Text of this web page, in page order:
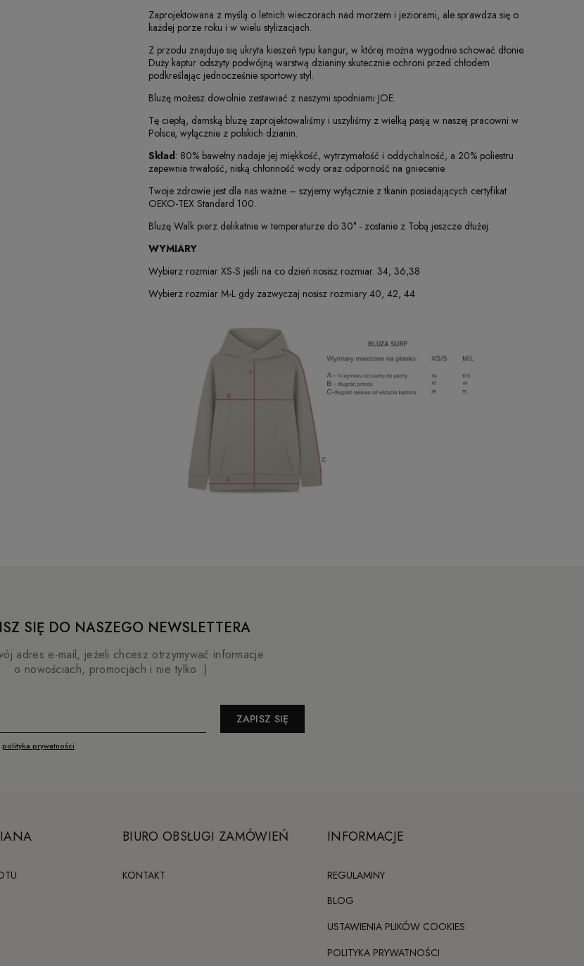
Zaprojektowana z myślą o letnich wieczorach nad morzem i jeziorami, ale sprawdza się o
każdej porze roku i w wielu stylizacjach.
Z przodu znajduje się ukryta kieszeń typu kangur, w której można wygodnie schować dłonie.
Duży kaptur odszyty podwójną warstwą dzianiny skutecznie ochroni przed chłodem
podkreślając jednocześnie sportowy styl.
Bluzę możesz dowolnie zestawiać z naszymi spodniami JOE.
Tę ciepłą, damską bluzę zaprojektowaliśmy i uszyliśmy z wielką pasją w naszej pracowni w
Polsce, wyłącznie z polskich dzianin.
Skład: 80% bawełny nadaje jej miękkość, wytrzymałość i oddychalność, a 20% poliestru
zapewnia trwałość, niską chłonność wody oraz odporność na gniecenie.
Twoje zdrowie jest dla nas ważne – szyjemy wyłącznie z tkanin posiadających certyfikat
OEKO-TEX Standard 100.
Bluzę Walk pierz delikatnie w temperaturze do 30° - zostanie z Tobą jeszcze dłużej.
WYMIARY
Wybierz rozmiar XS-S jeśli na co dzień nosisz rozmiar. 34, 36,38
Wybierz rozmiar M-L gdy zazwyczaj nosisz rozmiary 40, 42, 44
SIĘ DO NASZEGO NEWSLETTERA
adres e-mail, jeżeli chcesz otrzymywać informacje
o nowościach, promocjach i nie tylko :)
ZAPISZ SIĘ
polityka prywatności
BIURO OBSŁUGI ZAMÓWIEŃ
KONTAKT
INFORMACJE
REGULAMINY
BLOG
USTAWIENIA PLIKÓW COOKIES
POLITYKA PRYWATNOŚCI